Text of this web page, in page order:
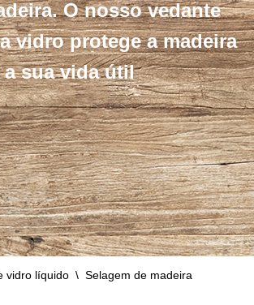
O nosso vedante
vidro protege a madeira
sua vida útil
vidro líquido \ Selagem de madeira